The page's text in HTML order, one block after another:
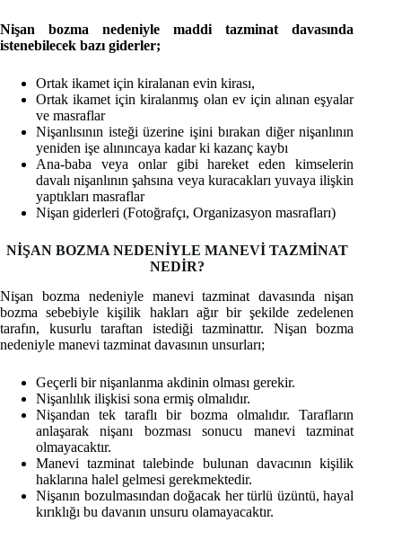
Nişan bozma nedeniyle maddi tazminat davasında
istenebilecek bazı giderler;
Ortak ikamet için kiralanan evin kirası,
Ortak ikamet için kiralanmış olan ev için alınan eşyalar
ve masraflar
Nişanlısının isteği üzerine işini bırakan diğer nişanlının
yeniden işe alınıncaya kadar ki kazanç kaybı
Ana-baba veya onlar gibi hareket eden kimselerin
davalı nişanlının şahsına veya kuracakları yuvaya ilişkin
yaptıkları masraflar
Nişan giderleri (Fotoğrafçı, Organizasyon masrafları)
NİŞAN BOZMA NEDENİYLE MANEVİ TAZMİNAT
NEDİR?
Nişan bozma nedeniyle manevi tazminat davasında nişan
bozma sebebiyle kişilik hakları ağır bir şekilde zedelenen
tarafın, kusurlu taraftan istediği tazminattır. Nişan bozma
nedeniyle manevi tazminat davasının unsurları;
Geçerli bir nişanlanma akdinin olması gerekir.
Nişanlılık ilişkisi sona ermiş olmalıdır.
Nişandan tek taraflı bir bozma olmalıdır. Tarafların
anlaşarak nişanı bozması sonucu manevi tazminat
olmayacaktır.
Manevi tazminat talebinde bulunan davacının kişilik
haklarına halel gelmesi gerekmektedir.
Nişanın bozulmasından doğacak her türlü üzüntü, hayal
kırıklığı bu davanın unsuru olamayacaktır.